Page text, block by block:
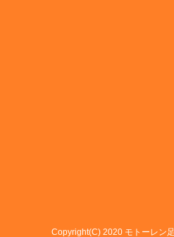
Copyright(C) 2020 モトーレン